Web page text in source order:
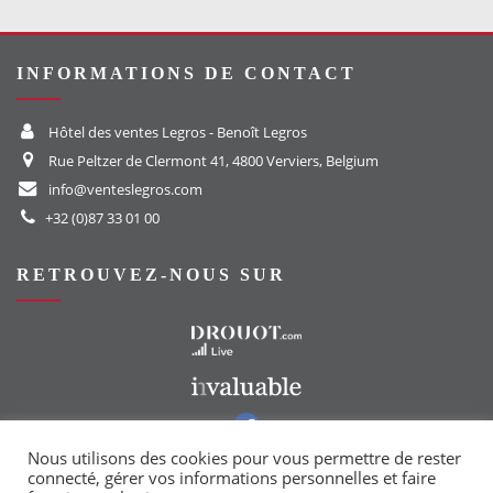
INFORMATIONS DE CONTACT
Hôtel des ventes Legros - Benoît Legros
Rue Peltzer de Clermont 41, 4800 Verviers, Belgium
info@venteslegros.com
+32 (0)87 33 01 00
RETROUVEZ-NOUS SUR
Vers notre groupe Facebook
Nous utilisons des cookies pour vous permettre de rester
connecté, gérer vos informations personnelles et faire